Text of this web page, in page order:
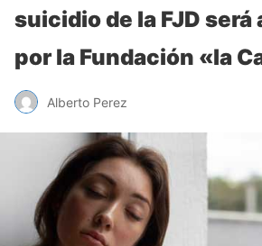
suicidio de la FJD será
por la Fundación «la
Alberto Perez